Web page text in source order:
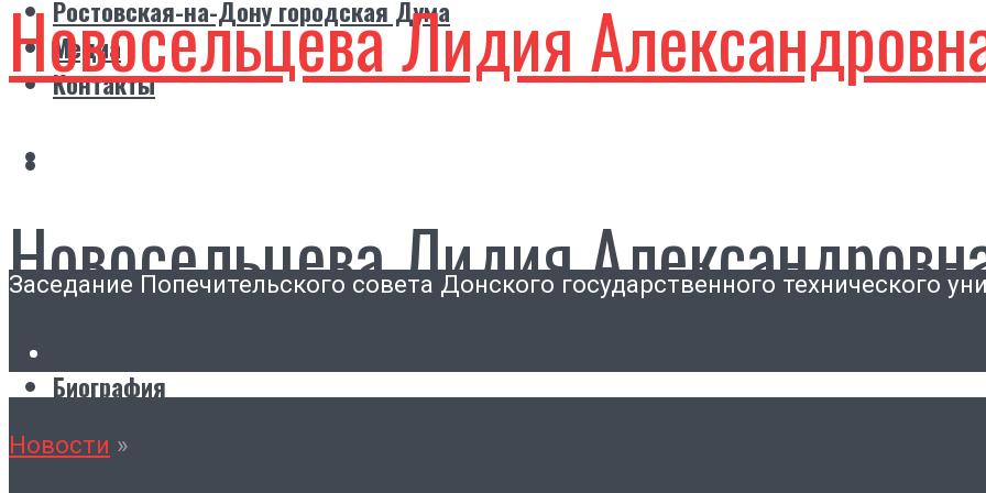
Ростовская-на-Дону городская Дума
Медиа
Контакты
Новосельцева Лидия
Новосельцева Лидия
Биография
Медиа
Заседание Попечительского совета Донского государственного технического
Новости »